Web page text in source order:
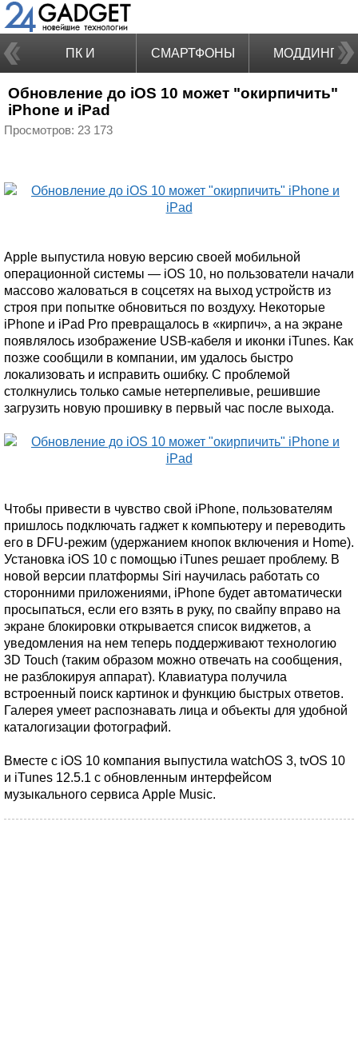
ПК И
НОУТБУКИ
СМАРТФОНЫ МОДДИНГ
Обновление до iOS 10 может "окирпичить"
iPhone и iPad
Просмотров: 23 173
Apple выпустила новую версию своей мобильной
операционной системы — iOS 10, но пользователи начали
массово жаловаться в соцсетях на выход устройств из
строя при попытке обновиться по воздуху. Некоторые
iPhone и iPad Pro превращалось в «кирпич», а на экране
появлялось изображение USB-кабеля и иконки iTunes. Как
позже сообщили в компании, им удалось быстро
локализовать и исправить ошибку. С проблемой
столкнулись только самые нетерпеливые, решившие
загрузить новую прошивку в первый час после выхода.
Чтобы привести в чувство свой iPhone, пользователям
пришлось подключать гаджет к компьютеру и переводить
его в DFU-режим (удержанием кнопок включения и Home).
Установка iOS 10 с помощью iTunes решает проблему. В
новой версии платформы Siri научилась работать со
сторонними приложениями, iPhone будет автоматически
просыпаться, если его взять в руку, по свайпу вправо на
экране блокировки открывается список виджетов, а
уведомления на нем теперь поддерживают технологию
3D Touch (таким образом можно отвечать на сообщения,
не разблокируя аппарат). Клавиатура получила
встроенный поиск картинок и функцию быстрых ответов.
Галерея умеет распознавать лица и объекты для удобной
каталогизации фотографий.
Вместе с iOS 10 компания выпустила watchOS 3, tvOS 10
и iTunes 12.5.1 с обновленным интерфейсом
музыкального сервиса Apple Music.